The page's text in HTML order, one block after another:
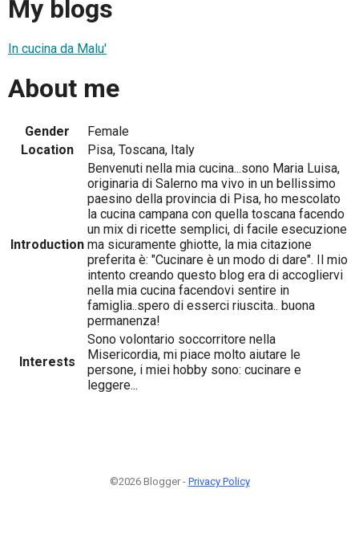
My blogs
In cucina da Malu'
About me
Gender
Female
Location
Pisa, Toscana, Italy
Introduction
Benvenuti nella mia cucina...sono Maria Luisa,
originaria di Salerno ma vivo in un bellissimo
paesino della provincia di Pisa, ho mescolato
la cucina campana con quella toscana facendo
un mix di ricette semplici, di facile esecuzione
ma sicuramente ghiotte, la mia citazione
preferita è: "Cucinare è un modo di dare". Il mio
intento creando questo blog era di accogliervi
nella mia cucina facendovi sentire in
famiglia..spero di esserci riuscita.. buona
permanenza!
Interests
Sono volontario soccorritore nella
Misericordia, mi piace molto aiutare le
persone, i miei hobby sono: cucinare e
leggere...
©2026 Blogger - Privacy Policy